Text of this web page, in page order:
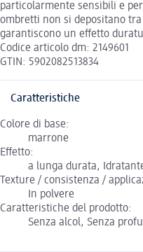
particolarmente sensibili e
ombretti non si depositano
garantiscono un effetto
Codice articolo dm: 2149601
GTIN: 5902082513834
Caratteristiche
Colore di base:
marrone
Effetto:
a lunga durata,
Texture / consistenza /
In polvere
Caratteristiche del prodotto:
Senza alcol, Senza